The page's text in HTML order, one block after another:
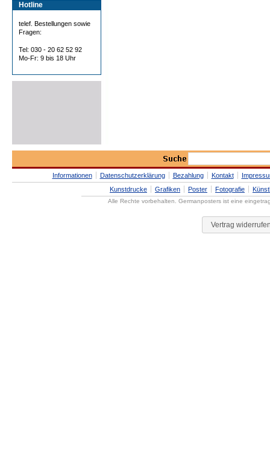
Hotline
telef. Bestellungen sowie
Fragen:
Tel: 030 - 20 62 52 92
Mo-Fr: 9 bis 18 Uhr
Informationen Datenschutzerklärung Bezahlung Kontakt
Kunstdrucke
Grafiken Poster Fotografie
Alle Rechte vorbehalten. Germanposters ist eine
Vertrag